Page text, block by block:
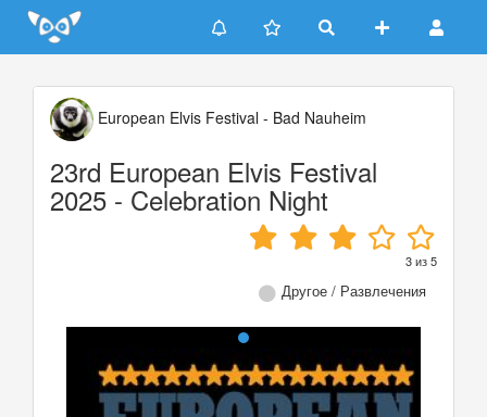
Update cookies preferences
European Elvis Festival - Bad Nauheim
23rd European Elvis Festival
2025 - Celebration Night
3из5
Другое / Развлечения